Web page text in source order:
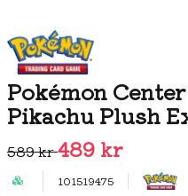
Pokémon
Pikachu Plush
589 kr489 kr
101519475